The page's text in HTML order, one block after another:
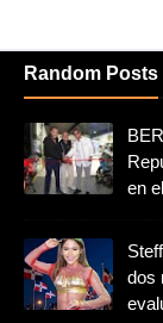
Random Posts
en
dos